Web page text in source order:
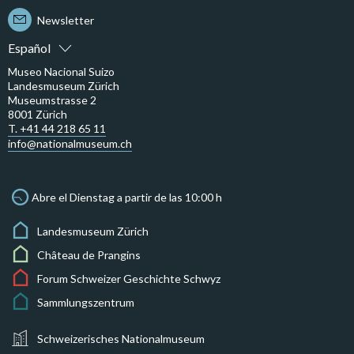
Español
Newsletter
Museo Nacional Suizo
Landesmuseum Zürich
Museumstrasse 2
8001 Zürich
T. +41 44 218 65 11
info@nationalmuseum.ch
Abre el Dienstag a partir de las 10:00 h
Landesmuseum Zürich
Château de Prangins
Forum Schweizer Geschichte Schwyz
Sammlungszentrum
Schweizerisches Nationalmuseum